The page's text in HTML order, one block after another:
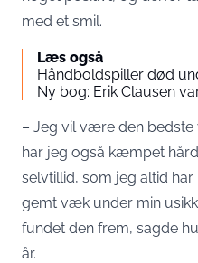
med et smil.
Læs også
Håndboldspiller død
Ny bog: Erik Clausen
– Jeg vil være den bedste
har jeg også kæmpet
selvtillid, som jeg altid
gemt væk under min
fundet den frem, sagde
år.